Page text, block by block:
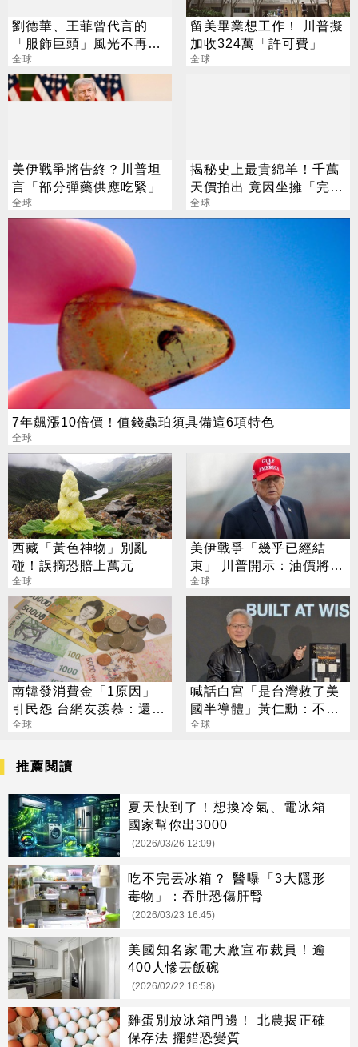
劉德華、王菲曾代言的
「服飾巨頭」風光不再
6年關店3千家
全球
留美畢業想工作！ 川普擬
加收324萬「許可費」
全球
美伊戰爭將告終？川普坦
言「部分彈藥供應吃緊」
全球
揭秘史上最貴綿羊！千萬
天價拍出 竟因坐擁「完美
基因」？
全球
7年飆漲10倍價！值錢蟲珀須具備這6項特色
全球
西藏「黃色神物」別亂
碰！誤摘恐賠上萬元
全球
美伊戰爭「幾乎已經結
束」 川普開示：油價將迅
速回落
全球
南韓發消費金「1原因」
引民怨 台網友羨慕：還我
1萬元
全球
喊話白宮「是台灣救了美
國半導體」黃仁勳：不需
拿槍指著頭
全球
推薦閱讀
夏天快到了！想換冷氣、電冰箱
國家幫你出3000
(2026/03/26 12:09)
吃不完丟冰箱？ 醫曝「3大隱形
毒物」：吞肚恐傷肝腎
(2026/03/23 16:45)
美國知名家電大廠宣布裁員！逾
400人慘丟飯碗
(2026/02/22 16:58)
雞蛋別放冰箱門邊！ 北農揭正確
保存法 擺錯恐變質